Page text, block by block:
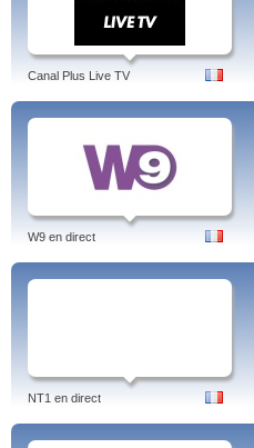
Canal Plus Live TV
W9 en direct
NT1 en direct